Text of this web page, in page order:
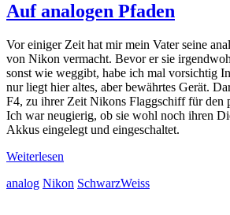
Auf analogen Pfaden
Vor einiger Zeit hat mir mein Vater seine
von Nikon vermacht. Bevor er sie
sonst wie weggibt, habe ich mal vorsichtig
nur liegt hier altes, aber bewährtes Gerät.
F4, zu ihrer Zeit Nikons Flaggschiff für den
Ich war neugierig, ob sie wohl noch ihren
Akkus eingelegt und eingeschaltet.
Weiterlesen
analog Nikon SchwarzWeiss